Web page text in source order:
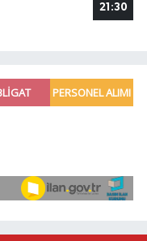
21:30
çıkan